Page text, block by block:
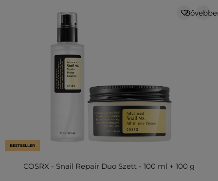
BESTSELLER
COSRX - Snail Repair Duo Szett - 100 ml + 100 g